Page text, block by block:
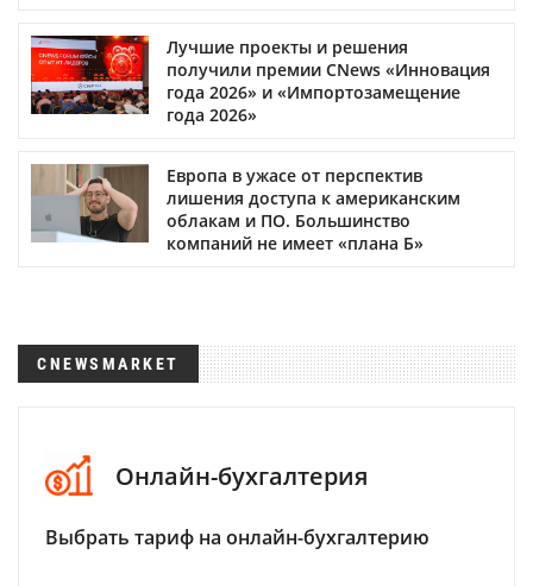
Лучшие проекты и решения
получили премии CNews «Инновация
года 2026» и «Импортозамещение
года 2026»
Европа в ужасе от перспектив
лишения доступа к американским
облакам и ПО. Большинство
компаний не имеет «плана Б»
CNEWSMARKET
Онлайн-бухгалтерия
Выбрать тариф на онлайн-бухгалтерию